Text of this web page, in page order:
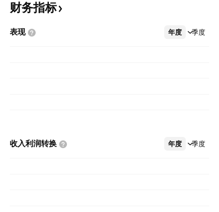
财务指标
表现 年度 季度
更多
收入利润转换 年度 季度
更多